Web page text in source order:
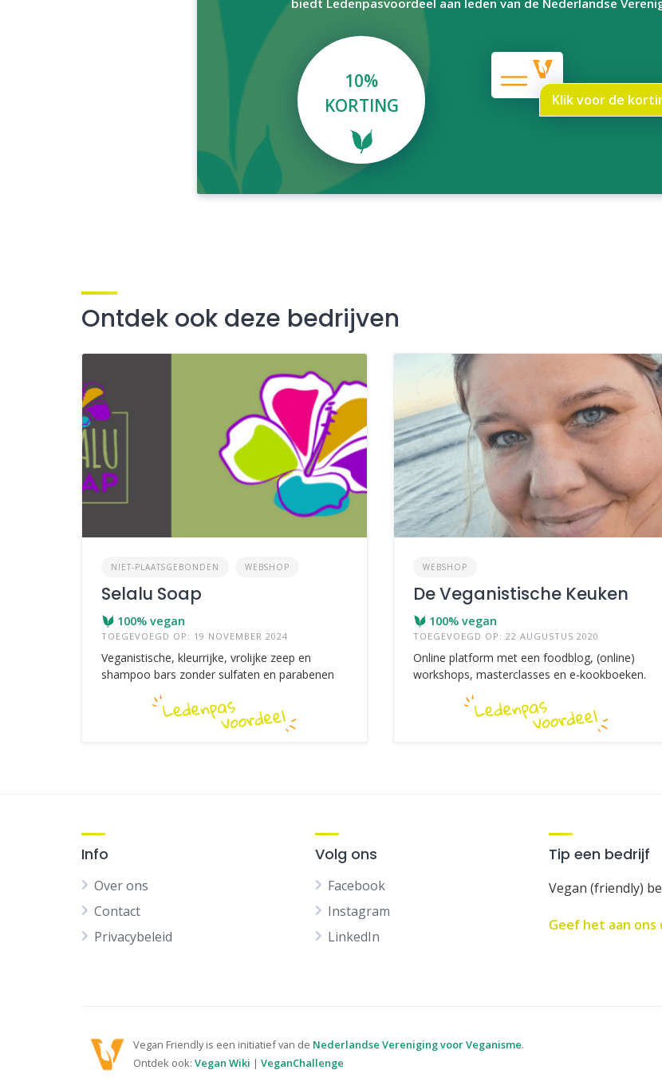
10%
KORTING
Klik voor de
Ontdek ook deze bedrijven
NIET-PLAATSGEBONDEN WEBSHOP
Selalu Soap
100% vegan
TOEGEVOEGD OP: 19 NOVEMBER 2024
Veganistische, kleurrijke, vrolijke zeep en
shampoo bars zonder sulfaten en parabenen
WEBSHOP
De Veganistische Keuken
100% vegan
TOEGEVOEGD OP: 22 AUGUSTUS 2020
Online platform met een foodblog, (online)
workshops, masterclasses en e-kookboeken.
Info
Over ons
Contact
Privacybeleid
Volg ons
Facebook
Instagram
LinkedIn
Tip een bedrijf
Vegan (friendly)
Geef het aan ons
Vegan Friendly is een initiatief van de Nederlandse Vereniging voor Veganisme.
Ontdek ook: Vegan Wiki | VeganChallenge